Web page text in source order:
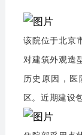
该院位于北京
对建筑外观造
历史原因，医
区。近期建设